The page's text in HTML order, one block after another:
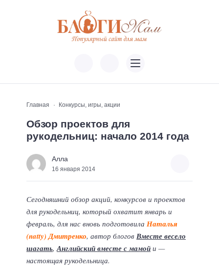
Главная Конкурсы, игры, акции
Обзор проектов для
рукодельниц: начало 2014 года
Алла
16 января 2014
Сегодняшний обзор акций, конкурсов и проектов
для рукодельниц, который охватит январь и
февраль, для нас вновь подготовила Наталья
(natty) Дмитренко, автор блогов Вместе весело
шагать,Английский вместе с мамой и —
настоящая рукодельница.